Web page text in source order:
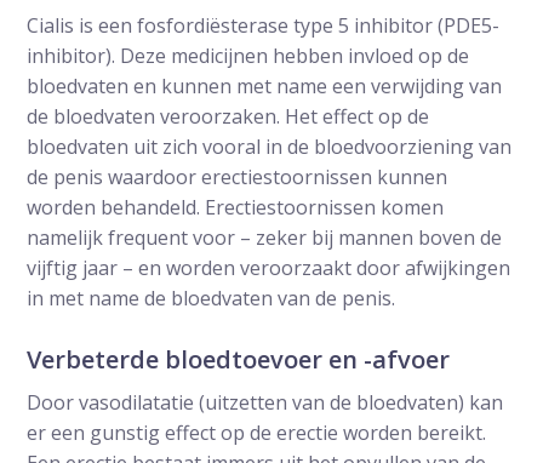
Cialis is een fosfordiësterase type 5 inhibitor (PDE5-
inhibitor). Deze medicijnen hebben invloed op de
bloedvaten en kunnen met name een verwijding van
de bloedvaten veroorzaken. Het effect op de
bloedvaten uit zich vooral in de bloedvoorziening van
de penis waardoor erectiestoornissen kunnen
worden behandeld. Erectiestoornissen komen
namelijk frequent voor – zeker bij mannen boven de
vijftig jaar – en worden veroorzaakt door afwijkingen
in met name de bloedvaten van de penis.
Verbeterde bloedtoevoer en -afvoer
Door vasodilatatie (uitzetten van de bloedvaten) kan
er een gunstig effect op de erectie worden bereikt.